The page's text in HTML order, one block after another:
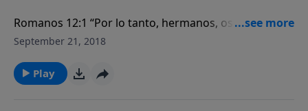
Romanos 12:1 “Por lo tanto, hermanos, os ruego por
las misericordias de Dios que presentéis vuestros
que es vuestro verdadero culto”.
September 21, 2018
Play